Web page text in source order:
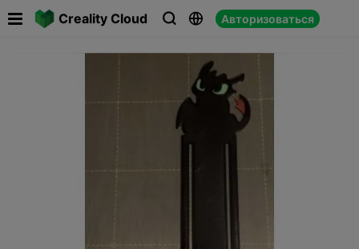
Creality Cloud   Авторизоваться